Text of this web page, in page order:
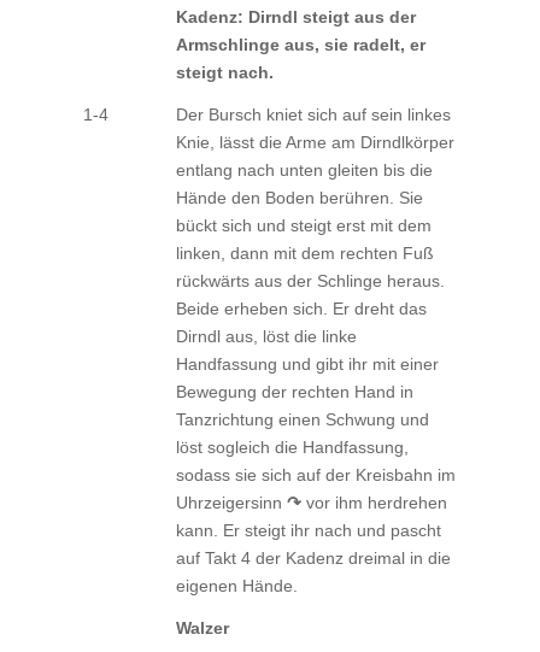
Kadenz: Dirndl steigt aus der
Armschlinge aus, sie radelt, er
steigt nach.
1-4
Der Bursch kniet sich auf sein linkes
Knie, lässt die Arme am Dirndlkörper
entlang nach unten gleiten bis die
Hände den Boden berühren. Sie
bückt sich und steigt erst mit dem
linken, dann mit dem rechten Fuß
rückwärts aus der Schlinge heraus.
Beide erheben sich. Er dreht das
Dirndl aus, löst die linke
Handfassung und gibt ihr mit einer
Bewegung der rechten Hand in
Tanzrichtung einen Schwung und
löst sogleich die Handfassung,
sodass sie sich auf der Kreisbahn im
Uhrzeigersinn ↷vor ihm herdrehen
kann. Er steigt ihr nach und pascht
auf Takt 4 der Kadenz dreimal in die
eigenen Hände.
Walzer